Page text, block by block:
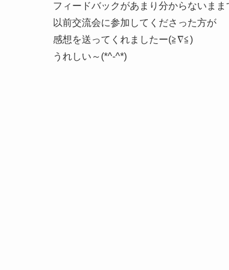
フィードバックがあまり分からないまま
以前交流会に参加してくださった方が
感想を送ってくれましたー(≧∇≦)
うれしい～(*^-^*)